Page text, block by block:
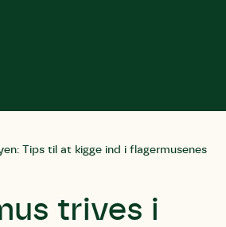
Tips til at kigge ind i flagermusenes
trives i